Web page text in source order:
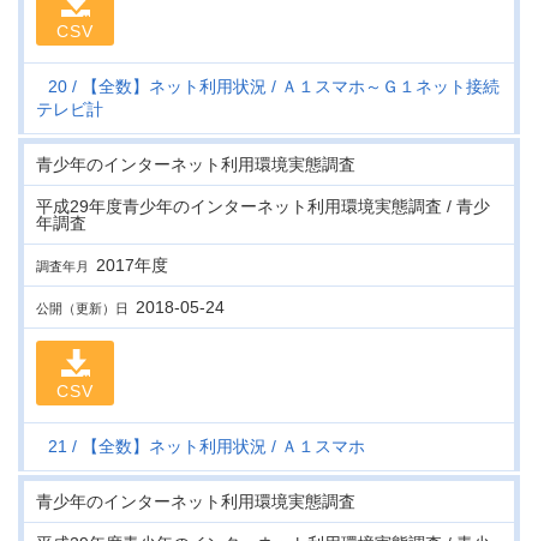
CSV
20 【全数】ネット利用状況
Ａ１スマホ～Ｇ１ネット接続
テレビ計
青少年のインターネット利用環境実態調査
平成29年度青少年のインターネット利用環境実態調査 / 青少
年調査
調査年月 2017年度
公開（更新）日 2018-05-24
CSV
21 【全数】ネット利用状況 Ａ１スマホ
青少年のインターネット利用環境実態調査